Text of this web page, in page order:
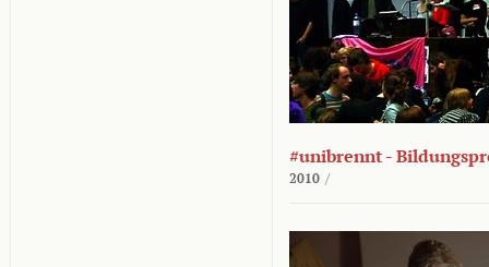
#unibrennt -
2010 /